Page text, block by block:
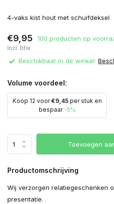
4-vaks kist hout met schuifdeksel
€9,95 100 producten op
Incl. btw
Beschikbaar in de winkel:
Volume voordeel:
Koop 12 voor€9,45per stuk en
bespaar -5%
Toevoegen
Productomschrijving
Wij verzorgen relatiegeschenken
presentatie.